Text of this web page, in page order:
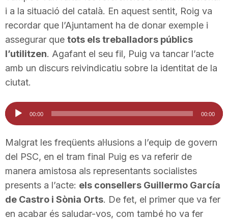
i a la situació del català. En aquest sentit, Roig va
recordar que l’Ajuntament ha de donar exemple i
assegurar que tots els treballadors públics
l’utilitzen. Agafant el seu fil, Puig va tancar l’acte
amb un discurs reivindicatiu sobre la identitat de la
ciutat.
Reproductor
d'àudio
00:00 00:00
Malgrat les freqüents al·lusions a l’equip de govern
del PSC, en el tram final Puig es va referir de
manera amistosa als representants socialistes
presents a l’acte: els consellers Guillermo García
de Castro i Sònia Orts. De fet, el primer que va fer
en acabar és saludar-vos, com també ho va fer